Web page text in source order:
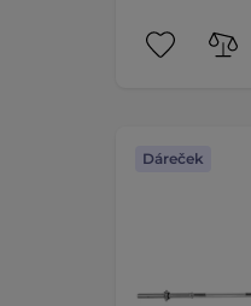
Dáreček